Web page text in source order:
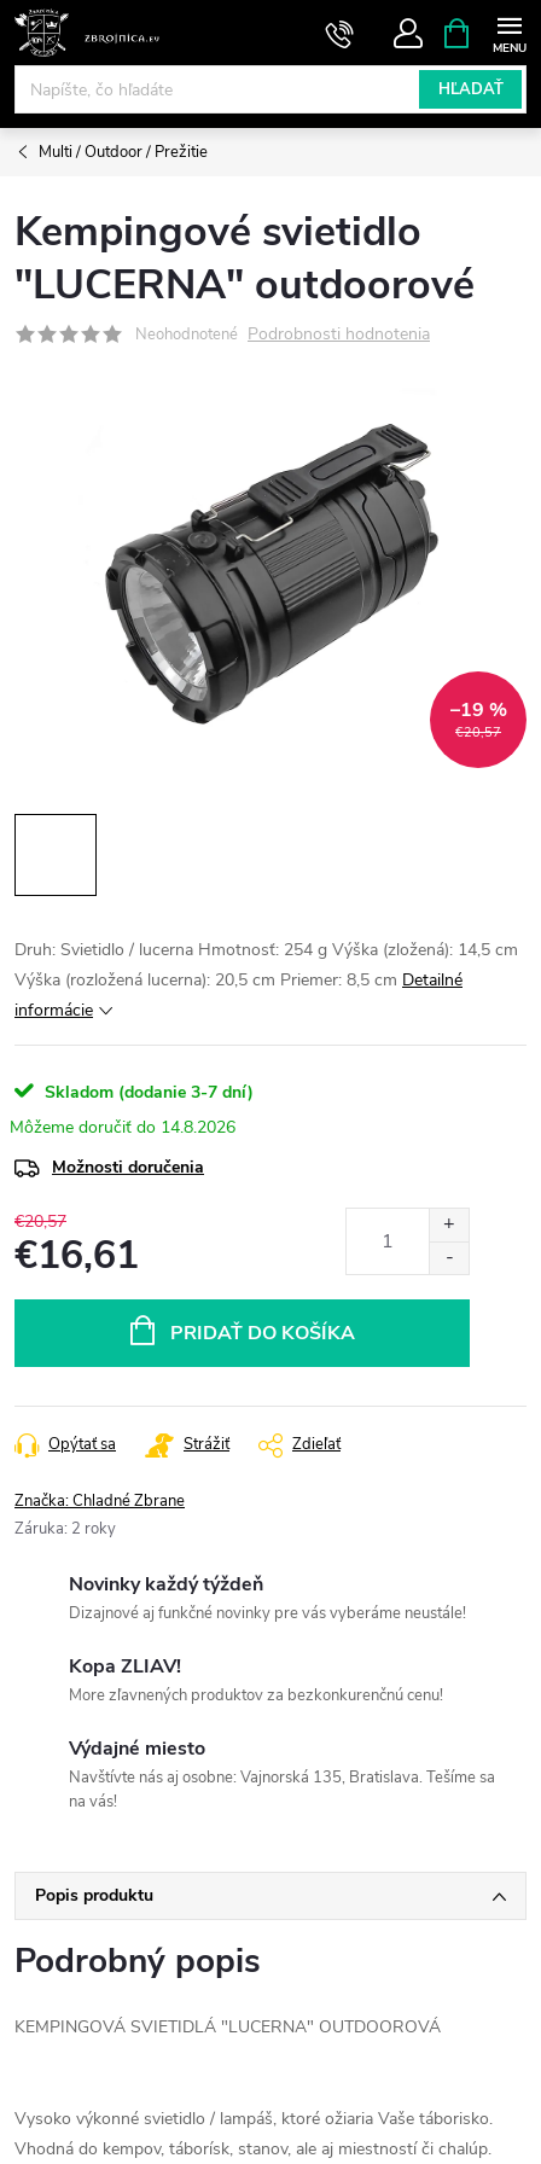
Prejsť
obsah
HĽADAŤ
KOŠÍK
Multi / Outdoor / Prežitie
Kempingové svietidlo
"LUCERNA" outdoorové
Neohodnotené Podrobnosti hodnotenia
€20,57
–19 %
Druh: Svietidlo / lucerna Hmotnosť: 254 g Výška (zložená): 14,5 cm
Výška (rozložená lucerna): 20,5 cm Priemer: 8,5 cm Detailné
informácie
Skladom (dodanie 3-7 dní)
14.8.2026
Možnosti doručenia
€20,57
€16,61
PRIDAŤ DO KOŠÍKA
Opýtať sa Strážiť Zdieľať
Značka:Chladné Zbrane
Záruka: 2 roky
Novinky každý týždeň
Dizajnové aj funkčné novinky pre vás vyberáme neustále!
Kopa ZLIAV!
More zľavnených produktov za bezkonkurenčnú cenu!
Výdajné miesto
Navštívte nás aj osobne: Vajnorská 135, Bratislava. Tešíme sa
na vás!
Popis produktu
Podrobný popis
KEMPINGOVÁ SVIETIDLÁ "LUCERNA" OUTDOOROVÁ
Vysoko výkonné svietidlo / lampáš, ktoré ožiaria Vaše táborisko.
Vhodná do kempov, táborísk, stanov, ale aj miestností či chalúp.